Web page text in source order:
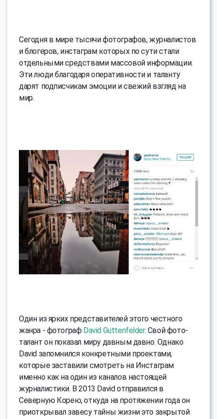
Сегодня в мире тысячи фотографов, журналистов
и блогеров, инстаграм которых по сути стали
отдельными средствами массовой информации.
Эти люди благодаря оперативности и таланту
дарят подписчикам эмоции и свежий взгляд на
мир.
Один из ярких представителей этого честного
жанра - фотограф David Guttenfelder. Свой фото-
талант он показал миру давным давно. Однако
David запомнился конкретными проектами,
которые заставили смотреть на Инстаграм
именно как на один из каналов настоящей
журналистики. В 2013 David отправился в
Северную Корею, откуда на протяжении года он
приоткрывал завесу тайны жизни это закрытой